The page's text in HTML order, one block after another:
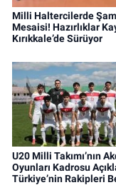
Milli Haltercilerde
Mesaisi! Hazırlıklar
Kırıkkale’de Sürüyor
U20 Milli Takımı’nın
Oyunları Kadrosu
Türkiye’nin Rakipleri